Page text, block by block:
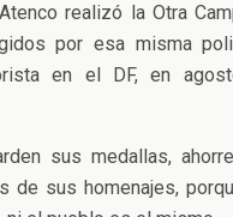
realizó la Otra
por esa misma
en el DF, en
sus medallas,
de sus homenajes,